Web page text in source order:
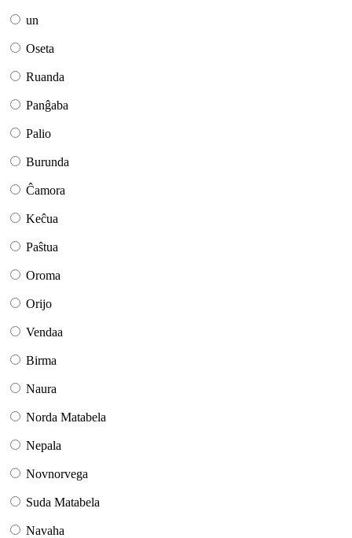
un
Oseta
Ruanda
Panĝaba
Palio
Burunda
Ĉamora
Keĉua
Paŝtua
Oroma
Orijo
Vendaa
Birma
Naura
Norda Matabela
Nepala
Novnorvega
Suda Matabela
Navaha